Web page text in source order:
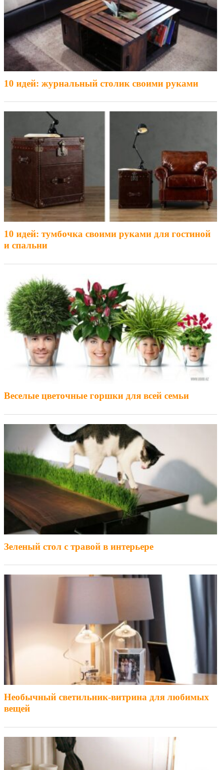
10 идей: журнальный столик своими руками
10 идей: тумбочка своими руками для гостиной
и спальни
Веселые цветочные горшки для всей семьи
Зеленый стол с травой в интерьере
Необычный светильник-витрина для любимых
вещей